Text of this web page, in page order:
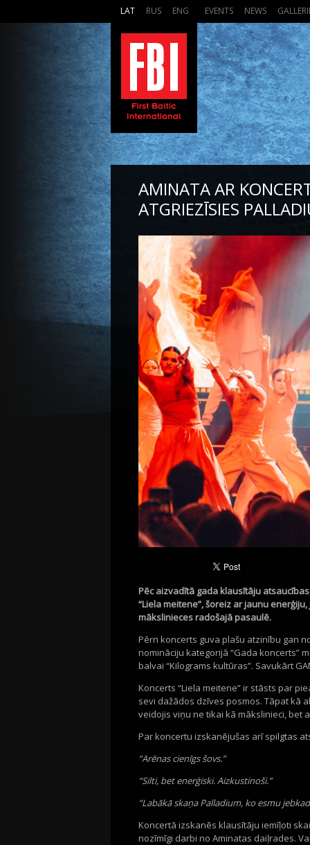
LAT RUS ENG EVENTS NEWS
AMINATA AR
ATGRIEZĪSIES
Pēc aizvadītā gada klausītāju
“Liela meitene”, šoreiz ar jaunu
mākslinieces radošajā pasaulē.
Pērn koncerts guva plašu atzinību gan
nomināciju kategorijā “Gada koncerts”
balvai “Kilograms kultūras”. Savukārt
Koncerts “Liela meitene” ir stāsts par
sevi dažādos dzīves posmos. Tāpat kā
veidojis viņu ne tikai kā mākslinieci,
Par koncertu izskanējušas arī spilgtas
“Arēnas cienīgs šovs.”
“Silti, bet enerģiski. Aizkustinoši.”
“Labākā skaņa Palladium, ko esmu
Koncertā izskanēs klausītāju iemīļoti
nozīmīgi darbi no Aminatas daiļrades.